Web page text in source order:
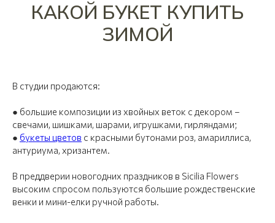
КАКОЙ БУКЕТ КУПИТЬ
ЗИМОЙ
В студии продаются:
● большие композиции из хвойных веток с декором –
свечами, шишками, шарами, игрушками, гирляндами;
● букеты цветов с красными бутонами роз, амариллиса,
антуриума, хризантем.
В преддверии новогодних праздников в Sicilia Flowers
высоким спросом пользуются большие рождественские
венки и мини-елки ручной работы.